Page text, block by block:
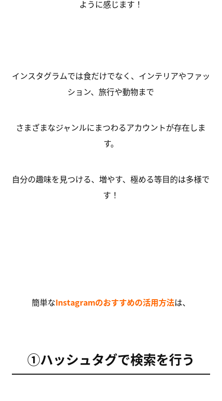
ように感じます！
インスタグラムでは食だけでなく、インテリアやファッ
ション、旅行や動物まで
さまざまなジャンルにまつわるアカウントが存在しま
す。
自分の趣味を見つける、増やす、極める等目的は多様で
す！
簡単なInstagramのおすすめの活用方法は、
①ハッシュタグで検索を行う